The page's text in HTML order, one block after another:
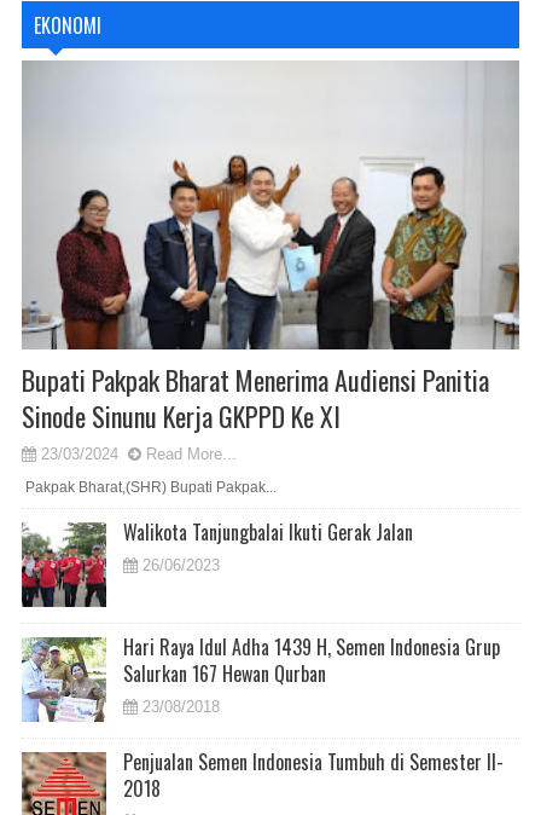
EKONOMI
Bupati Pakpak Bharat Menerima Audiensi Panitia
Sinode Sinunu Kerja GKPPD Ke XI
23/03/2024 Read More...
Pakpak Bharat,(SHR) Bupati Pakpak...
Walikota Tanjungbalai Ikuti Gerak Jalan
26/06/2023
Hari Raya Idul Adha 1439 H, Semen Indonesia Grup
Salurkan 167 Hewan Qurban
23/08/2018
Penjualan Semen Indonesia Tumbuh di Semester II-
2018